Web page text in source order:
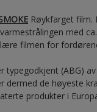
Røykfarget film.
med
filmen for
typegodkjent (ABG)
dermed de høyeste
produkter i